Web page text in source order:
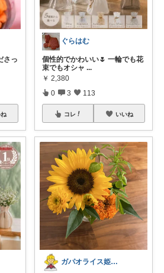
さっ
ぐらはむ
個性的でかわいい🌷 一輪でも花
束でもオシャ ...
￥ 2,380
0 3 113
コレ いいね
ガパオライス姫👸🌶️🌶️🌶️